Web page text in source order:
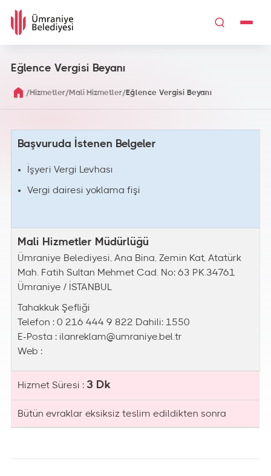
Eğlence Vergisi Beyanı
/Hizmetler/Mali Hizmetler/Eğlence Vergisi Beyanı
Başvuruda İstenen Belgeler
İşyeri Vergi Levhası
Vergi dairesi yoklama fişi
Mali Hizmetler Müdürlüğü
Ümraniye Belediyesi, Ana Bina, Zemin Kat, Atatürk
Mah. Fatih Sultan Mehmet Cad. No: 63 PK.34761
Ümraniye / İSTANBUL
Tahakkuk Şefliği
Telefon : 0 216 444 9 822 Dahili: 1550
E-Posta : ilanreklam@umraniye.bel.tr
Web :
Hizmet Süresi : 3 Dk
Bütün evraklar eksiksiz teslim edildikten sonra